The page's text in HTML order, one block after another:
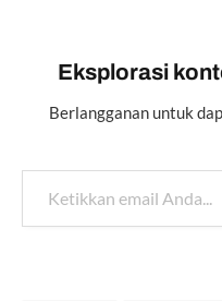
Eksplorasi
Berlangganan untuk
Ketikkan email Anda...